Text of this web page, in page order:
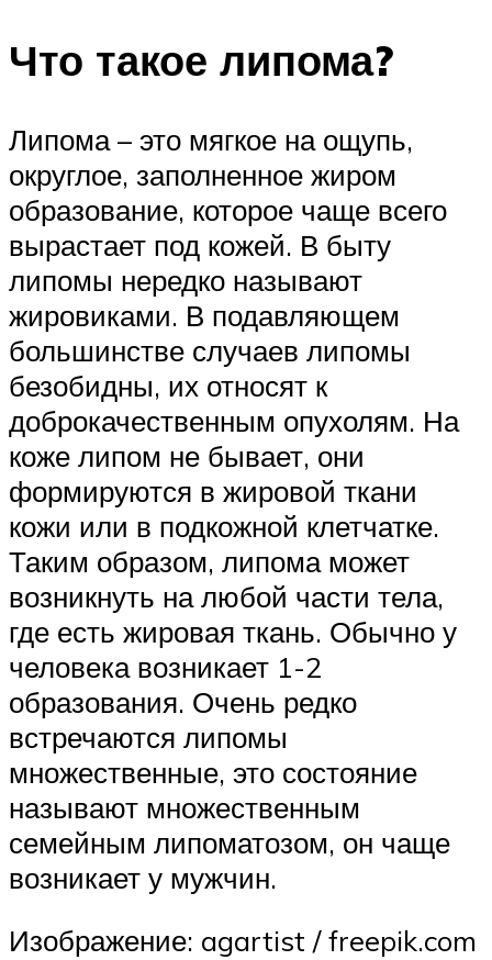
Что такое липома?
Липома – это мягкое на ощупь,
округлое, заполненное жиром
образование, которое чаще всего
вырастает под кожей. В быту
липомы нередко называют
жировиками. В подавляющем
большинстве случаев липомы
безобидны, их относят к
доброкачественным опухолям. На
коже липом не бывает, они
формируются в жировой ткани
кожи или в подкожной клетчатке.
Таким образом, липома может
возникнуть на любой части тела,
где есть жировая ткань. Обычно у
человека возникает 1-2
образования. Очень редко
встречаются липомы
множественные, это состояние
называют множественным
семейным липоматозом, он чаще
возникает у мужчин.
Изображение: agartist / freepik.com